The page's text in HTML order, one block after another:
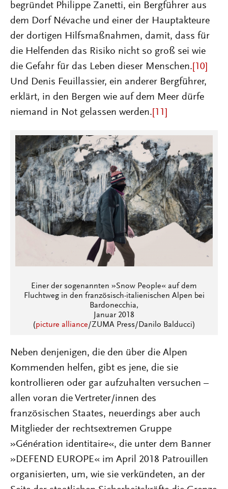
begründet Philippe Zanetti, ein Bergführer aus
dem Dorf Névache und einer der Hauptakteure
der dortigen Hilfsmaßnahmen, damit, dass für
die Helfenden das Risiko nicht so groß sei wie
die Gefahr für das Leben dieser Menschen. [10]
Und Denis Feuillassier, ein anderer Bergführer,
erklärt, in den Bergen wie auf dem Meer dürfe
niemand in Not gelassen werden. [11]
Einer der sogenannten »Snow People« auf dem
Fluchtweg in den französisch-italienischen Alpen bei
Bardonecchia,
Januar 2018
(picture alliance/ZUMA Press/Danilo Balducci)
Neben denjenigen, die den über die Alpen
Kommenden helfen, gibt es jene, die sie
kontrollieren oder gar aufzuhalten versuchen –
allen voran die Vertreter/innen des
französischen Staates, neuerdings aber auch
Mitglieder der rechtsextremen Gruppe
»Génération identitaire«, die unter dem Banner
»DEFEND EUROPE« im April 2018 Patrouillen
organisierten, um, wie sie verkündeten, an der